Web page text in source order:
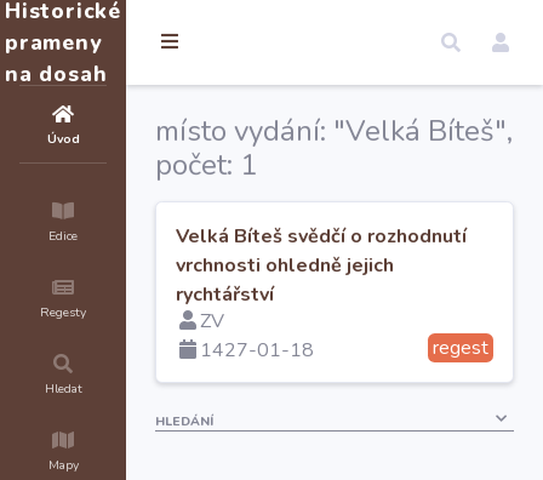
Historické
prameny
na dosah
Úvod
Edice
Regesty
Hledat
Mapy
místo vydání: "Velká Bíteš",
počet: 1
Velká Bíteš svědčí o rozhodnutí
vrchnosti ohledně jejich
rychtářství
ZV
1427-01-18
regest
HLEDÁNÍ